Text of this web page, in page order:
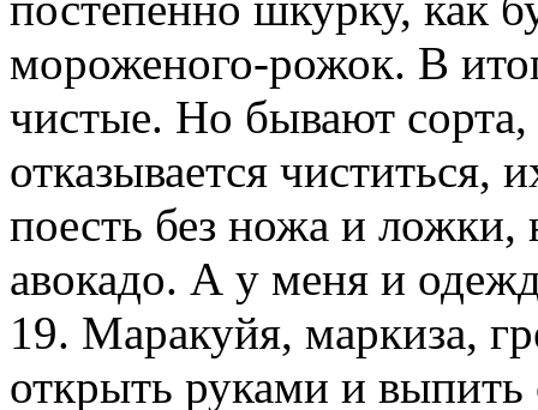
мороженого-рожок. В
чистые. Но бывают
отказывается чиститься,
поесть без ножа и
авокадо. А у меня и
19. Маракуйя, маркиза,
открыть руками и